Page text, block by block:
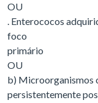
OU
. Enterococos
foco
primário
OU
b) Microorganismos
persistentemente